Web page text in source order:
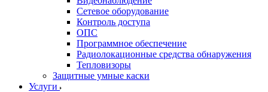
Сетевое оборудование
Контроль доступа
ОПС
Программное обеспечение
Радиолокационные средства обнаружения
Тепловизоры
Защитные умные каски
Услуги